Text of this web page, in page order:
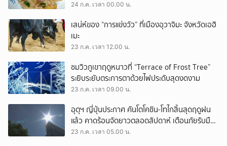
24 ก.ค. เวลา 00.00 น.
เสน่ห์ของ “การแข่งวัว” ที่เมืองอุวาจิมะ จังหวัดเอฮิ
เมะ
23 ก.ค. เวลา 12.00 น.
ชมวิวภูเขาฤดูหนาวที่ “Terrace of Frost Tree”
ระยิบระยับตระการตาด้วยไฟประดับสุดงดงาม
23 ก.ค. เวลา 09.00 น.
อุตุฯ ญี่ปุ่นประกาศ คันโตโคชิน-โทไกสิ้นสุดฤดูฝน
แล้ว คาดร้อนจัดยาวตลอดสัปดาห์ เตือนภัยรับมือ
โรคลมแดด
23 ก.ค. เวลา 05.00 น.